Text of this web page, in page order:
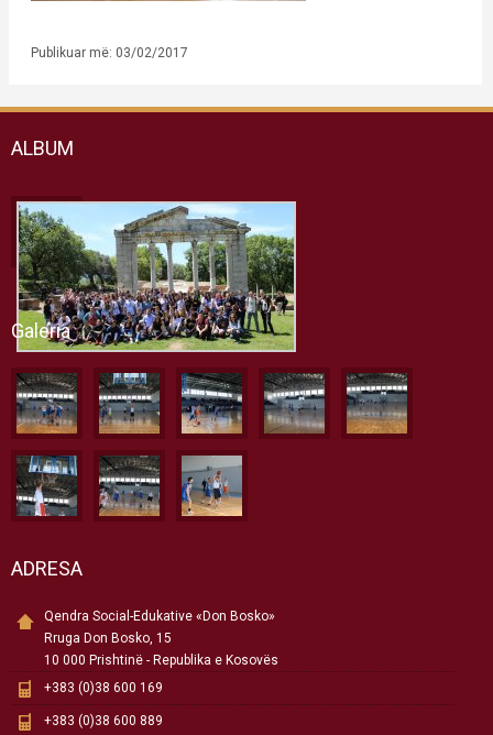
Publikuar më: 03/02/2017
ALBUM
Galeria
ADRESA
Qendra Social-Edukative «Don Bosko»
Rruga Don Bosko, 15
10 000 Prishtinë - Republika e Kosovës
+383 (0)38 600 169
+383 (0)38 600 889